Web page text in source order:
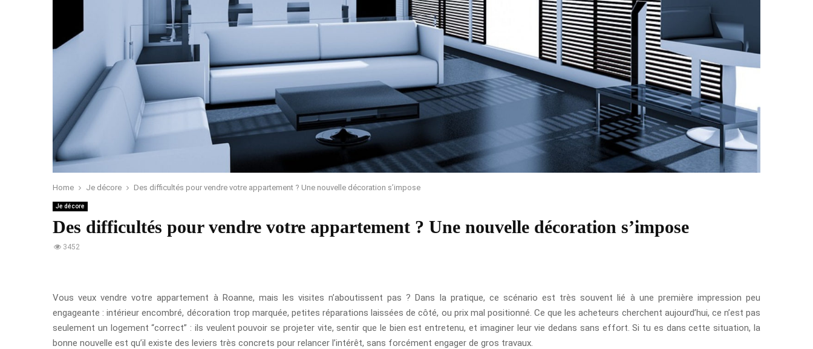
Home Je décore Des difficultés pour vendre votre appartement ? Une nouvelle décoration s’impose
Je décore
Des difficultés pour vendre votre appartement ? Une nouvelle décoration s’impose
3452
Vous veux vendre votre appartement à Roanne, mais les visites n’aboutissent pas ? Dans la pratique, ce scénario est très souvent lié à une première impression peu
engageante : intérieur encombré, décoration trop marquée, petites réparations laissées de côté, ou prix mal positionné. Ce que les acheteurs cherchent aujourd’hui, ce n’est pas
seulement un logement “correct” : ils veulent pouvoir se projeter vite, sentir que le bien est entretenu, et imaginer leur vie dedans sans effort. Si tu es dans cette situation, la
bonne nouvelle est qu’il existe des leviers très concrets pour relancer l’intérêt, sans forcément engager de gros travaux.